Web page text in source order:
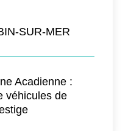
SUR-MER
Acadienne :
véhicules de